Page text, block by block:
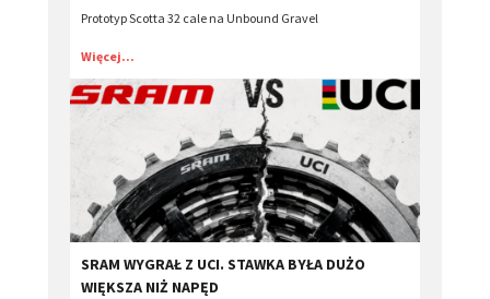
Prototyp Scotta 32 cale na Unbound Gravel
Więcej...
SRAM WYGRAŁ Z UCI. STAWKA BYŁA DUŻO
WIĘKSZA NIŻ NAPĘD